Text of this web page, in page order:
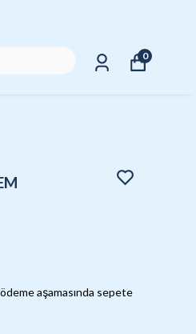
0
aşamasında sepete